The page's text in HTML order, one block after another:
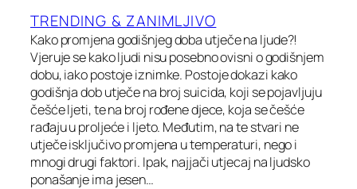
TRENDING & ZANIMLJIVO
Kako promjena godišnjeg doba utječe na ljude?!
Vjeruje se kako ljudi nisu posebno ovisni o godišnjem
dobu, iako postoje iznimke. Postoje dokazi kako
godišnja dob utječe na broj suicida, koji se pojavljuju
češće ljeti, te na broj rođene djece, koja se češće
rađaju u proljeće i ljeto. Međutim, na te stvari ne
utječe isključivo promjena u temperaturi, nego i
mnogi drugi faktori. Ipak, najjači utjecaj na ljudsko
ponašanje ima jesen…